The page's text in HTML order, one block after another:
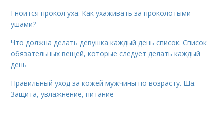
Гноится прокол уха. Как ухаживать за проколотыми
ушами?
Что должна делать девушка каждый день список. Список
обязательных вещей, которые следует делать каждый
день
Правильный уход за кожей мужчины по возрасту. Ша.
Защита, увлажнение, питание